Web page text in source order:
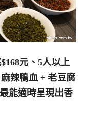
元、5人以上
辣鴨血 + 老豆腐
能適時呈現出香